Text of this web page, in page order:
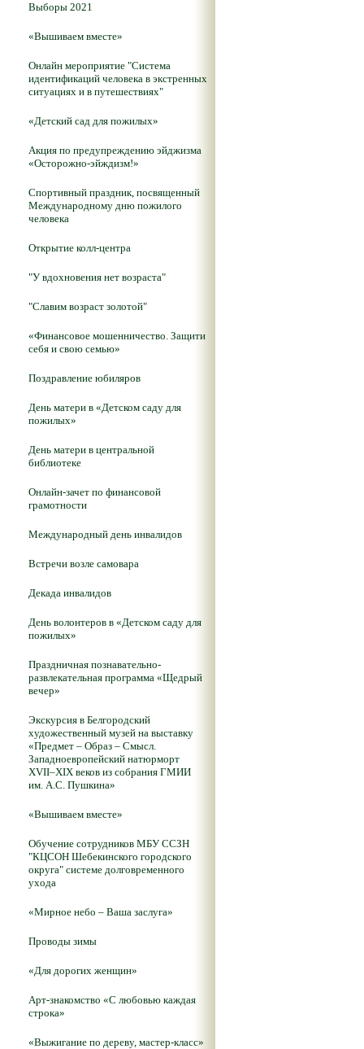
Выборы 2021
«Вышиваем вместе»
Онлайн мероприятие "Система
идентификаций человека в экстренных
ситуациях и в путешествиях"
«Детский сад для пожилых»
Акция по предупреждению эйджизма
«Осторожно-эйждизм!»
Спортивный праздник, посвященный
Международному дню пожилого
человека
Открытие колл-центра
"У вдохновения нет возраста"
"Славим возраст золотой"
«Финансовое мошенничество. Защити
себя и свою семью»
Поздравление юбиляров
День матери в «Детском саду для
пожилых»
День матери в центральной
библиотеке
Онлайн-зачет по финансовой
грамотности
Международный день инвалидов
Встречи возле самовара
Декада инвалидов
День волонтеров в «Детском саду для
пожилых»
Праздничная познавательно-
развлекательная программа «Щедрый
вечер»
Экскурсия в Белгородский
художественный музей на выставку
«Предмет – Образ – Смысл.
Западноевропейский натюрморт
XVII–XIX веков из собрания ГМИИ
им. А.С. Пушкина»
«Вышиваем вместе»
Обучение сотрудников МБУ ССЗН
"КЦСОН Шебекинского городского
округа" системе долговременного
ухода
«Мирное небо – Ваша заслуга»
Проводы зимы
«Для дорогих женщин»
Арт-знакомство «С любовью каждая
строка»
«Выжигание по дереву, мастер-класс»